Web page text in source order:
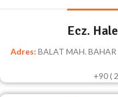
Ecz.
Adres: BALAT MAH.
+90 (